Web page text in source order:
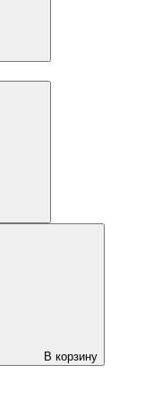
В корзину